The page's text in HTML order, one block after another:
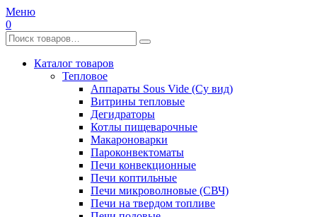
Меню
0
Каталог товаров
Тепловое
Аппараты Sous Vide (Су вид)
Витрины тепловые
Дегидраторы
Котлы пищеварочные
Макароноварки
Пароконвектоматы
Печи конвекционные
Печи коптильные
Печи микроволновые (СВЧ)
Печи на твердом топливе